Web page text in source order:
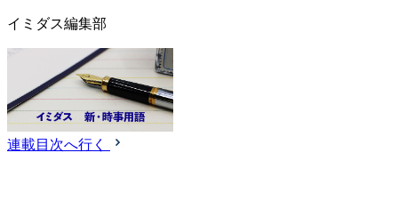
イミダス編集部
連載目次へ行く